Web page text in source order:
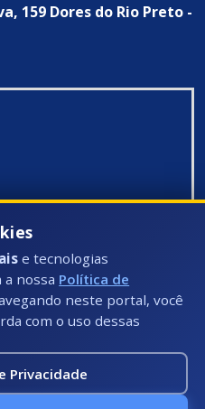
159 Dores do Rio Preto -
©: 2026
e tecnologias
nossa Política de
neste portal, você
com o uso dessas
Privacidade